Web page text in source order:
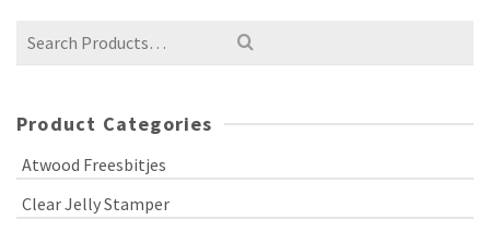
Product Categories
Atwood Freesbitjes
Clear Jelly Stamper